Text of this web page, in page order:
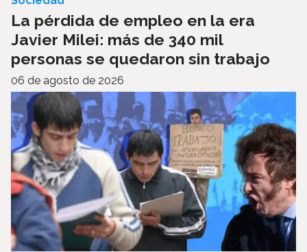
La pérdida de empleo en la era
Javier Milei: más de 340 mil
personas se quedaron sin trabajo
06 de agosto de 2026